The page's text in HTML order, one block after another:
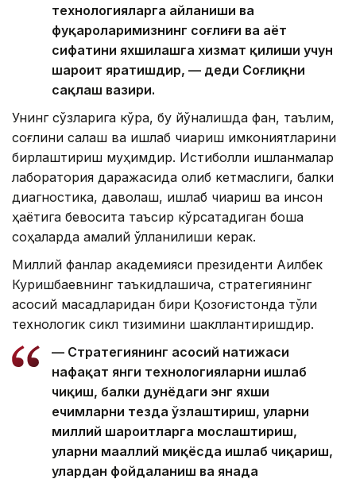
технологияларга айланиши ва
фуқароларимизнинг соғлиғи ва ҳаёт
сифатини яхшилашга хизмат қилиши учун
шароит яратишдир, — деди Соғлиқни
сақлаш вазири.
Унинг сўзларига кўра, бу йўналишда фан, таълим,
соғлиқни сақлаш ва ишлаб чиқариш имкониятларини
бирлаштириш муҳимдир. Истиқболли ишланмалар
лаборатория даражасида қолиб кетмаслиги, балки
диагностика, даволаш, ишлаб чиқариш ва инсон
ҳаётига бевосита таъсир кўрсатадиган бошқа
соҳаларда амалий қўлланилиши керак.
Миллий фанлар академияси президенти Ақилбек
Куришбаевнинг таъкидлашича, стратегиянинг
асосий мақсадларидан бири Қозоғистонда тўлиқ
технологик сикл тизимини шакллантиришдир.
— Стратегиянинг асосий натижаси
нафақат янги технологияларни ишлаб
чиқиш, балки дунёдаги энг яхши
ечимларни тезда ўзлаштириш, уларни
миллий шароитларга мослаштириш,
уларни маҳаллий миқёсда ишлаб чиқариш,
улардан фойдаланиш ва янада